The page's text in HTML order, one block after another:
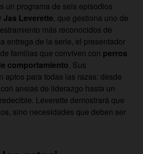
un programa de seis episodios
Jas Leverette, que gestiona uno de
más reconocidos de
entrega de la serie, el presentador
familias que conviven con perros
comportamiento. Sus
aptos para todas las razas: desde
ansias de liderazgo hasta un
Leverette demostrará que
sino necesidades que deben ser